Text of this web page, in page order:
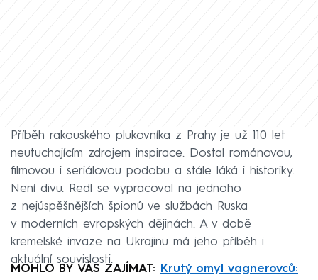
Příběh rakouského plukovníka z Prahy je už 110 let
neutuchajícím zdrojem inspirace. Dostal románovou,
filmovou i seriálovou podobu a stále láká i historiky.
Není divu. Redl se vypracoval na jednoho
z nejúspěšnějších špionů ve službách Ruska
v moderních evropských dějinách. A v době
kremelské invaze na Ukrajinu má jeho příběh i
aktuální souvislosti.
MOHLO BY VÁS ZAJÍMAT: Krutý omyl vagnerovců: